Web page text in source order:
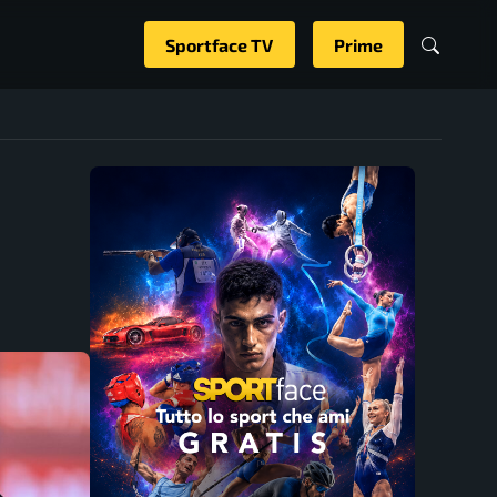
Sportface TV Prime